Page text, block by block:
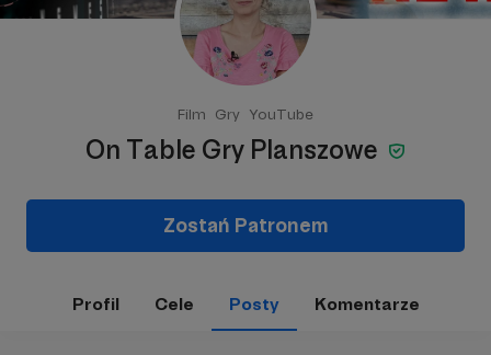
Film Gry YouTube
On Table Gry Planszowe
Zostań Patronem
Profil Cele Posty Komentarze